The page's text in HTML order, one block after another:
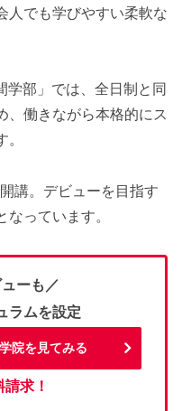
人でも学びやすい柔軟な
学部」では、全日制と同
、働きながら本格的にス
講。デビューを目指す
っています。
ーも／
ラムを設定
院を見てみる
求！